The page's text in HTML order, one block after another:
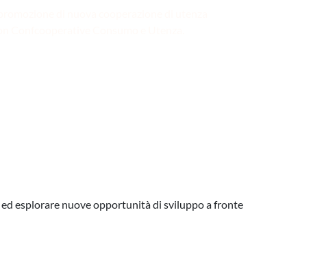
ed esplorare nuove opportunità di sviluppo a fronte